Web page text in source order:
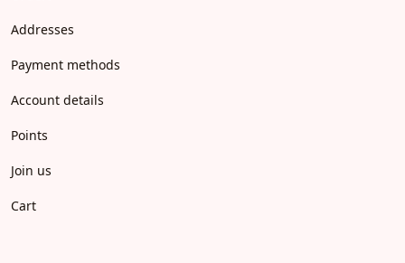
Addresses
Payment methods
Account details
Points
Join us
Cart